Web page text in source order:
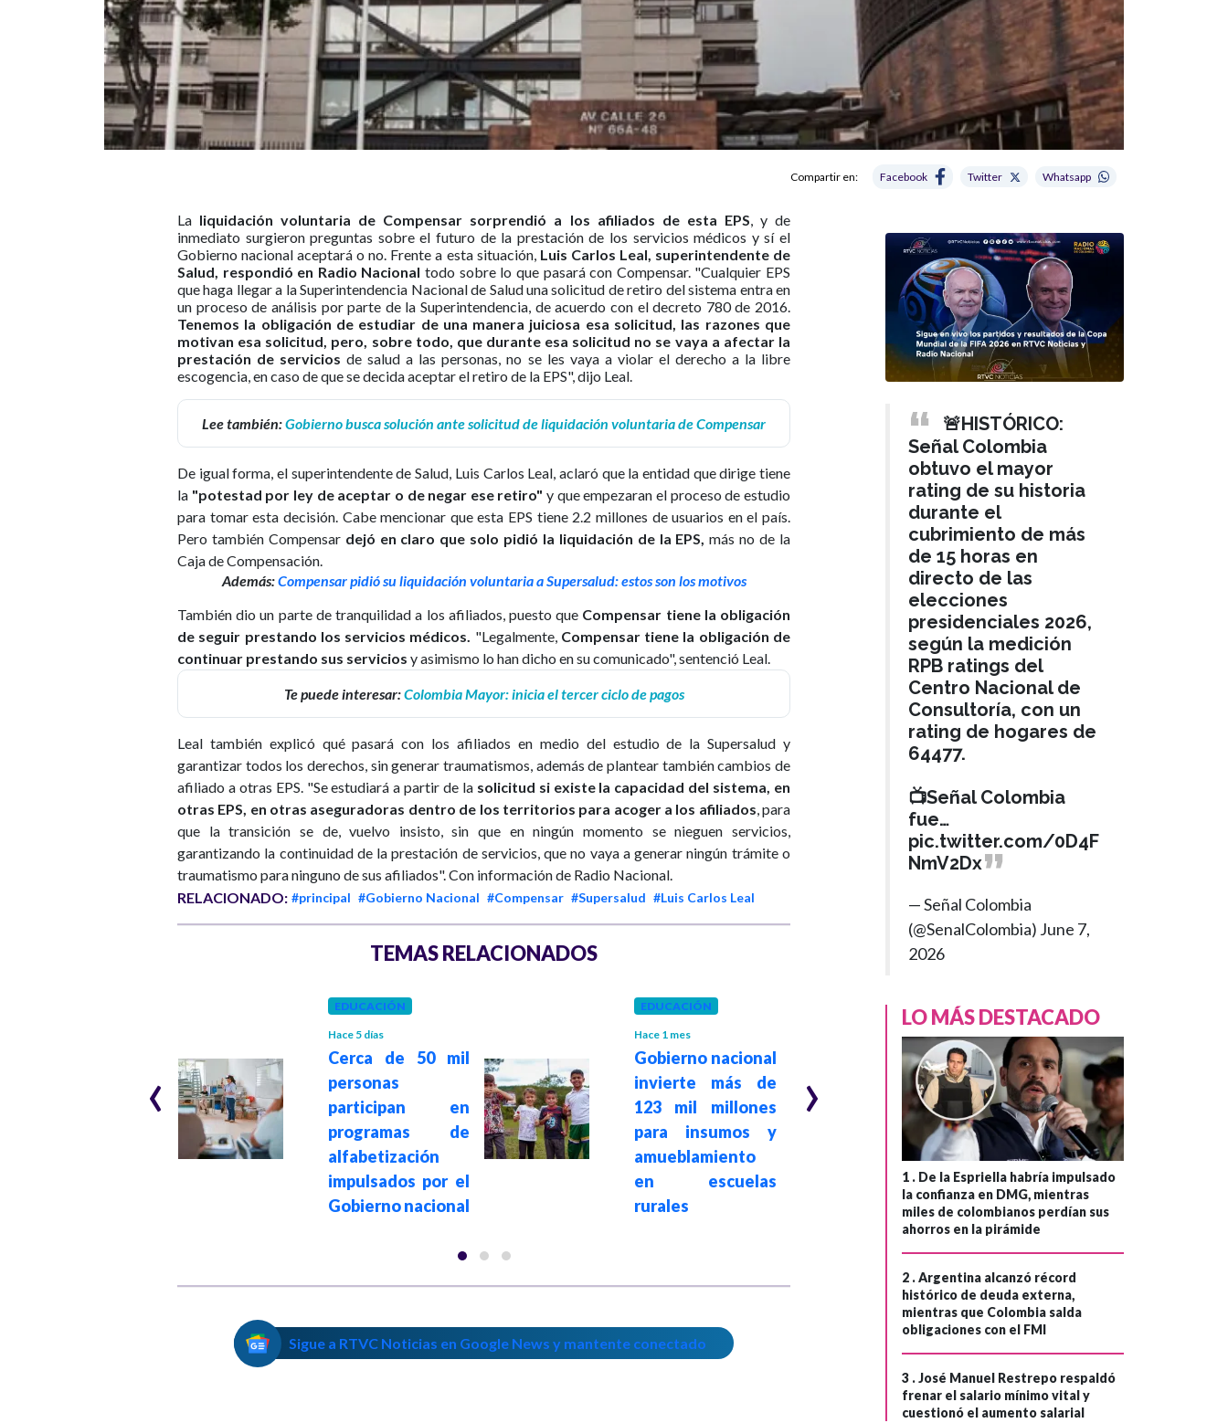
Compartir en: Facebook Twitter Whatsapp
La liquidación voluntaria de Compensar sorprendió a los afiliados de esta EPS, y de
inmediato surgieron preguntas sobre el futuro de la prestación de los servicios médicos y sí el
Gobierno nacional aceptará o no. Frente a esta situación, Luis Carlos Leal, superintendente de
Salud, respondió en Radio Nacional todo sobre lo que pasará con Compensar. "Cualquier EPS
que haga llegar a la Superintendencia Nacional de Salud una solicitud de retiro del sistema entra en
un proceso de análisis por parte de la Superintendencia, de acuerdo con el decreto 780 de 2016.
Tenemos la obligación de estudiar de una manera juiciosa esa solicitud, las razones que
motivan esa solicitud, pero, sobre todo, que durante esa solicitud no se vaya a afectar la
prestación de servicios de salud a las personas, no se les vaya a violar el derecho a la libre
escogencia, en caso de que se decida aceptar el retiro de la EPS", dijo Leal.
Lee también:Gobierno busca solución ante solicitud de liquidación voluntaria de Compensar
De igual forma, el superintendente de Salud, Luis Carlos Leal, aclaró que la entidad que dirige tiene
la "potestad por ley de aceptar o de negar ese retiro" y que empezaran el proceso de estudio
para tomar esta decisión. Cabe mencionar que esta EPS tiene 2.2 millones de usuarios en el país.
Pero también Compensar dejó en claro que solo pidió la liquidación de la EPS, más no de la
Caja de Compensación.
Además:Compensar pidió su liquidación voluntaria a Supersalud: estos son los motivos
También dio un parte de tranquilidad a los afiliados, puesto que Compensar tiene la obligación
de seguir prestando los servicios médicos. "Legalmente,Compensar tiene la obligación de
continuar prestando sus servicios y asimismo lo han dicho en su comunicado", sentenció Leal.
Te puede interesar:Colombia Mayor: inicia el tercer ciclo de pagos
Leal también explicó qué pasará con los afiliados en medio del estudio de la Supersalud y
garantizar todos los derechos, sin generar traumatismos, además de plantear también cambios de
afiliado a otras EPS. "Se estudiará a partir de lasolicitud si existe la capacidad del sistema, en
otras EPS, en otras aseguradoras dentro de los territorios para acoger a los afiliados, para
que la transición se de, vuelvo insisto, sin que en ningún momento se nieguen servicios,
garantizando la continuidad de la prestación de servicios, que no vaya a generar ningún trámite o
traumatismo para ninguno de sus afiliados". Con información de Radio Nacional.
RELACIONADO: #principal #Gobierno Nacional #Compensar #Supersalud #Luis Carlos Leal
TEMAS RELACIONADOS
abierta ventana
de traslados
EDUCACIÓN
Hace 5 días
Cerca de 50 mil
personas
participan en
programas de
alfabetización
impulsados por el
Gobierno nacional
EDUCACIÓN
Hace 1 mes
Gobierno nacional
invierte más de
123 mil millones
para insumos y
amueblamiento
en escuelas
rurales
Gobierno
denunciaría a
Carlos Alonso
Lucio, tras
declaraciones
contra el
presidente Petro
y su equipo de
empalme
‹ ›
Sigue a RTVC Noticias en Google News y mantente conectado
🚨HISTÓRICO:
Señal Colombia
obtuvo el mayor
rating de su historia
durante el
cubrimiento de más
de 15 horas en
directo de las
elecciones
presidenciales 2026,
según la medición
RPB ratings del
Centro Nacional de
Consultoría, con un
rating de hogares de
64477.
📺Señal Colombia
fue…
pic.twitter.com/0D4F
NmV2Dx
— Señal Colombia
(@SenalColombia) June 7,
2026
LO MÁS DESTACADO
1 . De la Espriella habría impulsado
la confianza en DMG, mientras
miles de colombianos perdían sus
ahorros en la pirámide
2 .Argentina alcanzó récord
histórico de deuda externa,
mientras que Colombia salda
obligaciones con el FMI
3 .José Manuel Restrepo respaldó
frenar el salario mínimo vital y
cuestionó el aumento salarial